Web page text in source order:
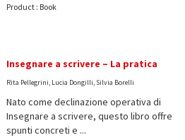
Product : Book
Insegnare a scrivere – La pratica
Rita Pellegrini, Lucia Dongilli, Silvia Borelli
Nato come declinazione operativa di
Insegnare a scrivere, questo libro offre
spunti concreti e ...